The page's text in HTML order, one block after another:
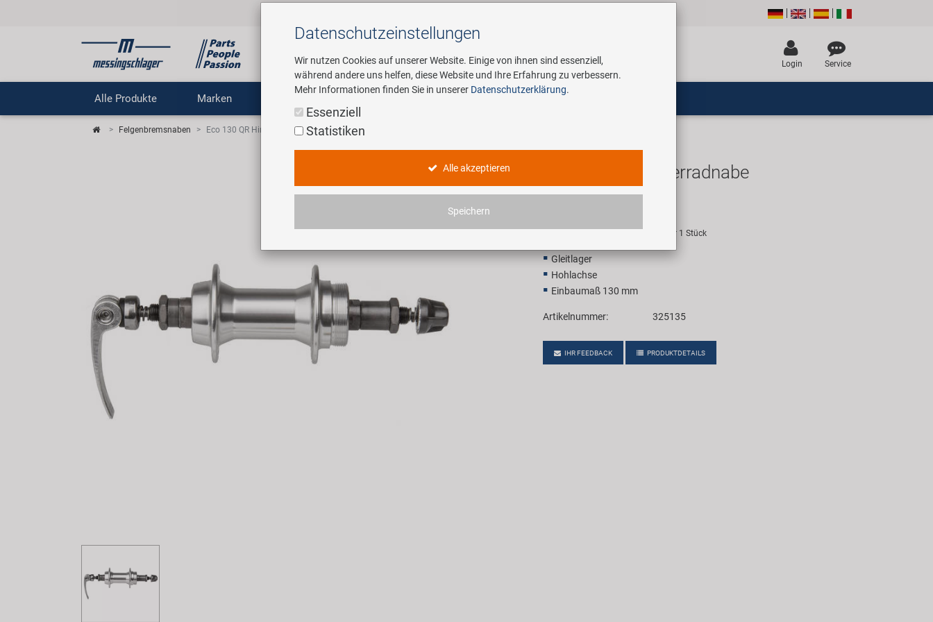
Suchen
Login Service
Alle Produkte Marken
Felgenbremsnaben Eco 130 QR Hinterradnabe
Eco 130 QR Hinterradnabe
Unverbindliche Preisempfehlung für 1 Stück
Gleitlager
Hohlachse
Einbaumaß 130 mm
Artikelnummer: 325135
IHR FEEDBACK PRODUKTDETAILS
Datenschutz­einstellungen
Wir nutzen Cookies auf unserer Website. Einige von ihnen sind essenziell,
während andere uns helfen, diese Website und Ihre Erfahrung zu verbessern.
Mehr Informationen finden Sie in unserer Datenschutzerklärung.
Essenziell
Statistiken
Alle akzeptieren
Speichern